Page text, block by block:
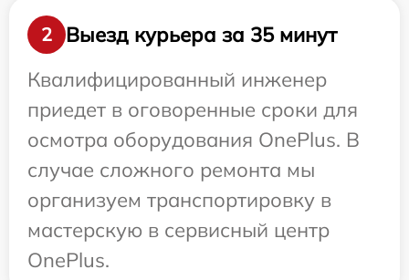
2
Выезд курьера за 35 минут
Квалифицированный инженер
приедет в оговоренные сроки для
осмотра оборудования OnePlus. В
случае сложного ремонта мы
организуем транспортировку в
мастерскую в сервисный центр
OnePlus.